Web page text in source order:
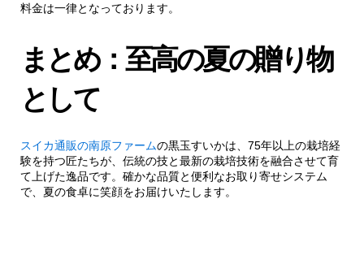
料金は一律となっております。
まとめ：至高の夏の贈り物
として
スイカ通販の南原ファームの黒玉すいかは、75年以上の栽培経
験を持つ匠たちが、伝統の技と最新の栽培技術を融合させて育
て上げた逸品です。確かな品質と便利なお取り寄せシステム
で、夏の食卓に笑顔をお届けいたします。